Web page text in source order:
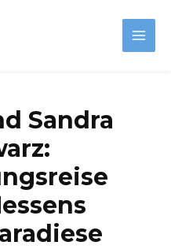
Main
Sandra